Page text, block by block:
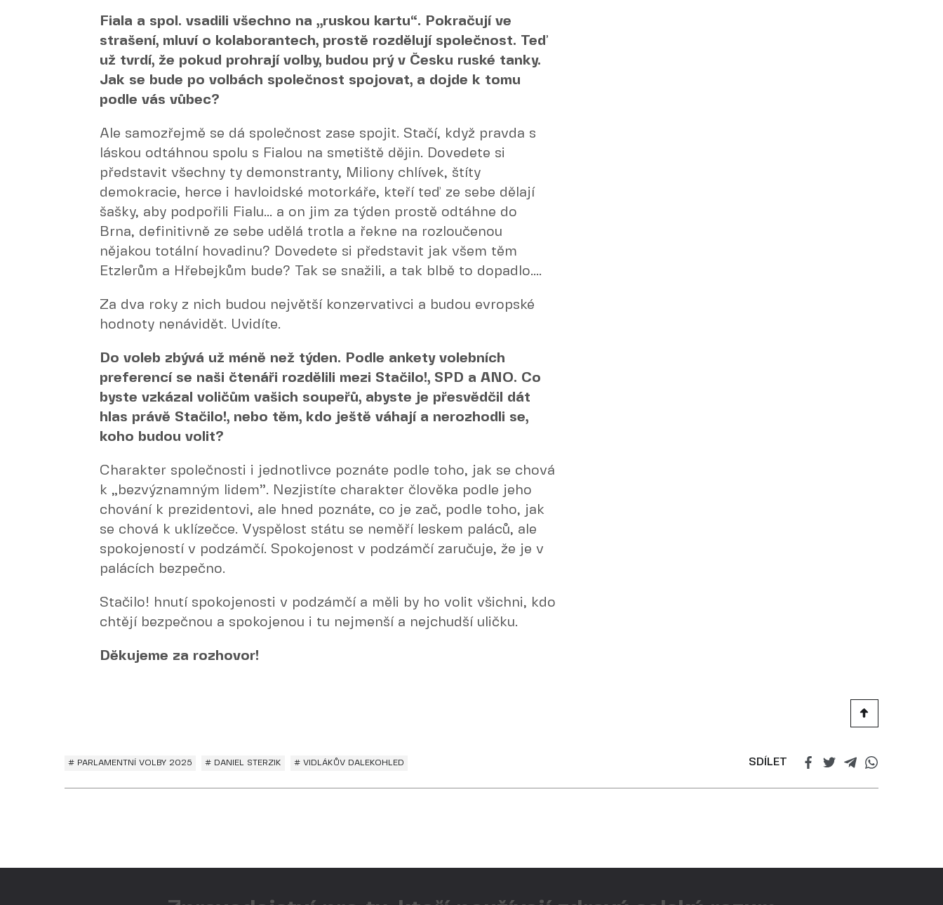
Fiala a spol. vsadili všechno na „ruskou kartu“. Pokračují ve
strašení, mluví o kolaborantech, prostě rozdělují společnost. Teď
už tvrdí, že pokud prohrají volby, budou prý v Česku ruské tanky.
Jak se bude po volbách společnost spojovat, a dojde k tomu
podle vás vůbec?
Ale samozřejmě se dá společnost zase spojit. Stačí, když pravda s
láskou odtáhnou spolu s Fialou na smetiště dějin. Dovedete si
představit všechny ty demonstranty, Miliony chlívek, štíty
demokracie, herce i havloidské motorkáře, kteří teď ze sebe dělají
šašky, aby podpořili Fialu... a on jim za týden prostě odtáhne do
Brna, definitivně ze sebe udělá trotla a řekne na rozloučenou
nějakou totální hovadinu? Dovedete si představit jak všem těm
Etzlerům a Hřebejkům bude? Tak se snažili, a tak blbě to dopadlo....
Za dva roky z nich budou největší konzervativci a budou evropské
hodnoty nenávidět. Uvidíte.
Do voleb zbývá už méně než týden. Podle ankety volebních
preferencí se naši čtenáři rozdělili mezi Stačilo!, SPD a ANO. Co
byste vzkázal voličům vašich soupeřů, abyste je přesvědčil dát
hlas právě Stačilo!, nebo těm, kdo ještě váhají a nerozhodli se,
koho budou volit?
Charakter společnosti i jednotlivce poznáte podle toho, jak se chová
k „bezvýznamným lidem”. Nezjistíte charakter člověka podle jeho
chování k prezidentovi, ale hned poznáte, co je zač, podle toho, jak
se chová k uklízečce. Vyspělost státu se neměří leskem paláců, ale
spokojeností v podzámčí. Spokojenost v podzámčí zaručuje, že je v
palácích bezpečno.
Stačilo! hnutí spokojenosti v podzámčí a měli by ho volit všichni, kdo
chtějí bezpečnou a spokojenou i tu nejmenší a nejchudší uličku.
Děkujeme za rozhovor!
# PARLAMENTNÍ VOLBY 2025 # DANIEL STERZIK # VIDLÁKŮV DALEKOHLED SDÍLET